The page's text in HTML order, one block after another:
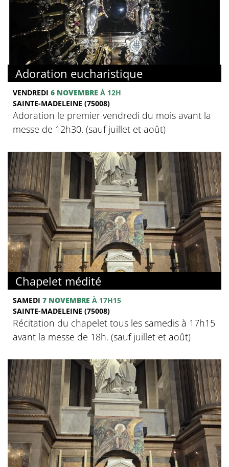
Adoration eucharistique
VENDREDI 6 NOVEMBRE À 12H
SAINTE-MADELEINE (75008)
Adoration le premier vendredi du mois avant la
messe de 12h30. (sauf juillet et août)
Chapelet médité
SAMEDI 7 NOVEMBRE À 17H15
SAINTE-MADELEINE (75008)
Récitation du chapelet tous les samedis à 17h15
avant la messe de 18h. (sauf juillet et août)